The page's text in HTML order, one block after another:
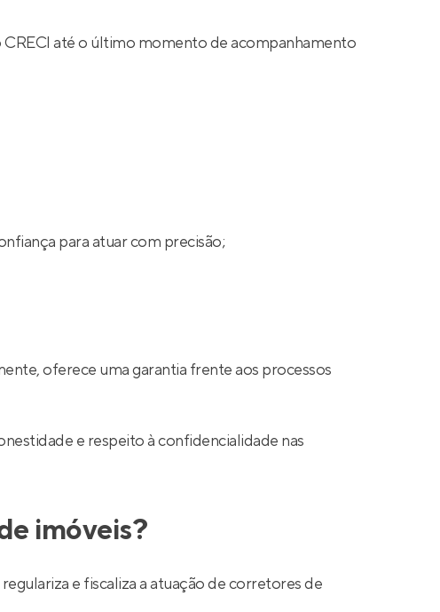
até o último momento de acompanhamento
para atuar com precisão;
oferece uma garantia frente aos processos
e respeito à confidencialidade nas
imóveis?
e fiscaliza a atuação de corretores de